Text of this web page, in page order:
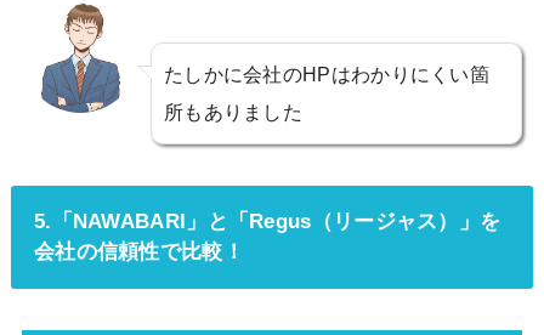
たしかに会社のHPはわかりにくい箇
所もありました
5.「NAWABARI」と「Regus（リージャス）」を
会社の信頼性で比較！